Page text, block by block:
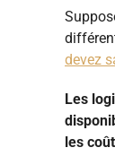
devez
Les
les